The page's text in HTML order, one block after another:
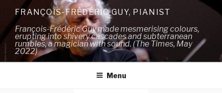
content
FRANÇOIS-FRÉDÉRIC GUY, PIANIST
François-Frédéric Guy made mesmerising colours,
erupting into shivery cascades and subterranean
rumbles, a magician with sound. (The Times, May
2022)
Menu